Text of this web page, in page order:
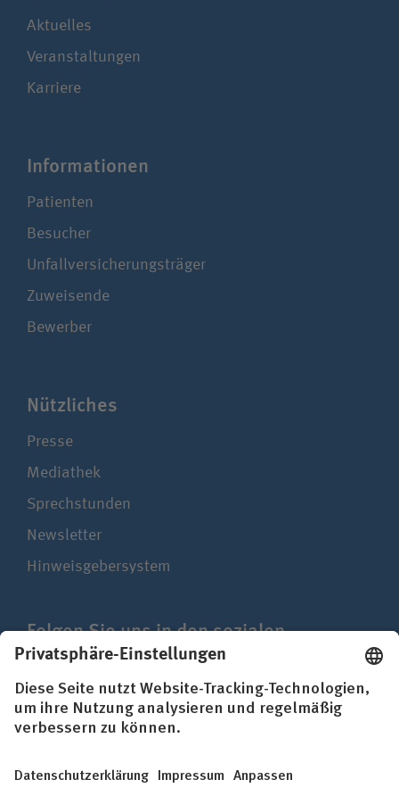
Aktuelles
Veranstaltungen
Karriere
Infor­ma­ti­onen
Patienten
Besucher
Unfallversicherungsträger
Zuweisende
Bewerber
Nützliches
Presse
Mediathek
Sprechstunden
Newsletter
Hinweisgebersystem
Folgen Sie uns in den sozialen
Netzwerken